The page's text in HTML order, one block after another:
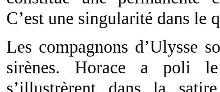
C’est une singularité dans le
Les compagnons d’Ulysse
sirènes. Horace a poli
s’illustrèrent dans la